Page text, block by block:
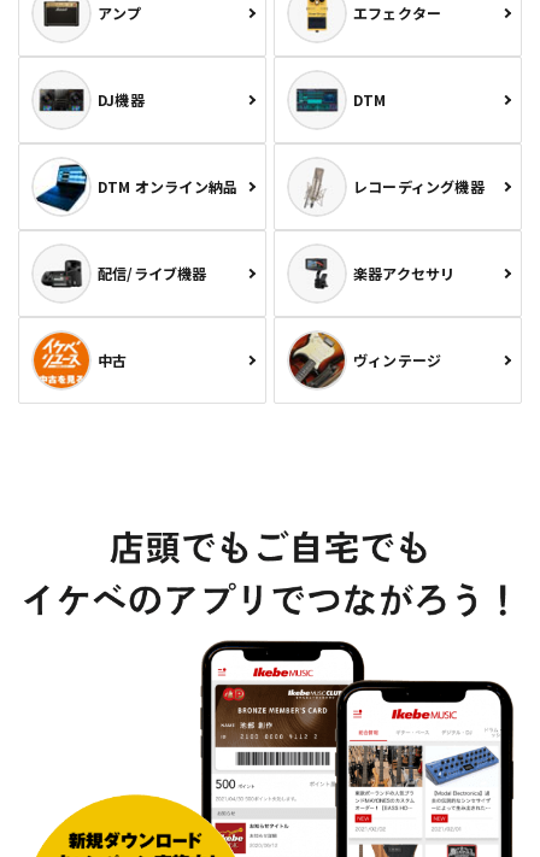
アンプ エフェクター
DJ機器 DTM
DTM オンライン納品 レコーディング機器
配信/ライブ機器 楽器アクセサリ
中古 ヴィンテージ